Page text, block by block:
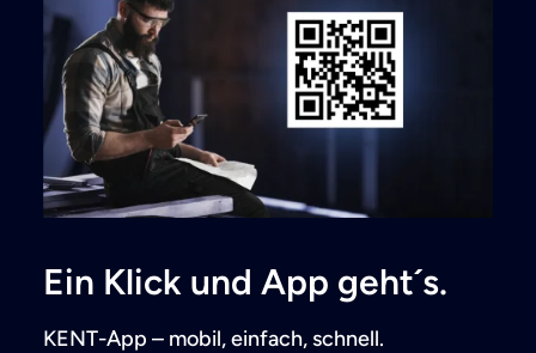
Ein Klick und App geht´s.
KENT-App – mobil, einfach, schnell.